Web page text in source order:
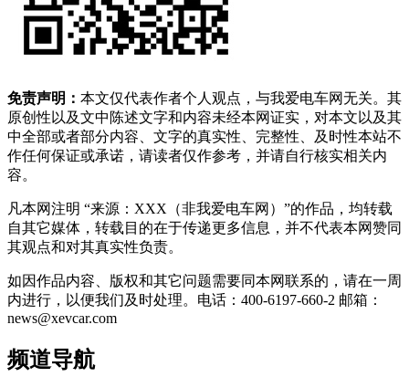
免责声明： 本文仅代表作者个人观点，与我爱电车网无关。其
原创性以及文中陈述文字和内容未经本网证实，对本文以及其
中全部或者部分内容、文字的真实性、完整性、及时性本站不
作任何保证或承诺，请读者仅作参考，并请自行核实相关内
容。
凡本网注明 “来源：XXX（非我爱电车网）”的作品，均转载
自其它媒体，转载目的在于传递更多信息，并不代表本网赞同
其观点和对其真实性负责。
如因作品内容、版权和其它问题需要同本网联系的，请在一周
内进行，以便我们及时处理。电话：400-6197-660-2 邮箱：
news@xevcar.com
频道导航